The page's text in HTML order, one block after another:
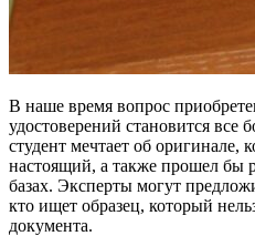
В наше время вопрос
удостоверений становится все
студент мечтает об оригинале,
настоящий, а также прошел бы
базах. Эксперты могут
кто ищет образец, который
документа.